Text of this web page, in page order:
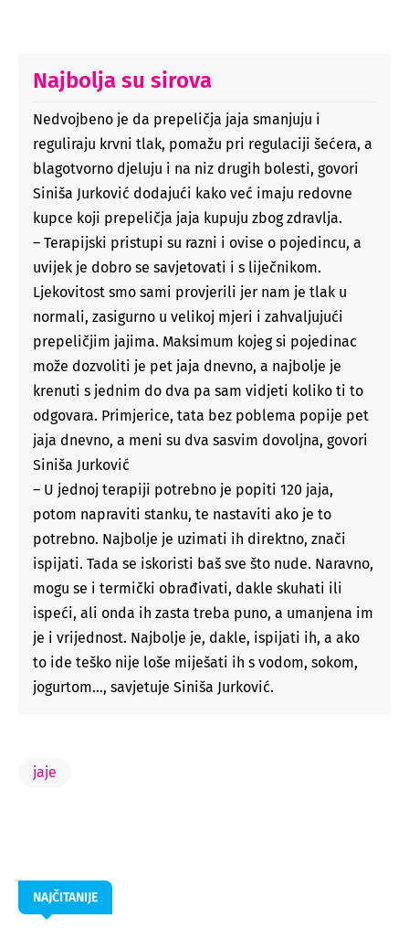
Najbolja su sirova
Nedvojbeno je da prepeličja jaja smanjuju i
reguliraju krvni tlak, pomažu pri regulaciji šećera, a
blagotvorno djeluju i na niz drugih bolesti, govori
Siniša Jurković dodajući kako već imaju redovne
kupce koji prepeličja jaja kupuju zbog zdravlja.
– Terapijski pristupi su razni i ovise o pojedincu, a
uvijek je dobro se savjetovati i s liječnikom.
Ljekovitost smo sami provjerili jer nam je tlak u
normali, zasigurno u velikoj mjeri i zahvaljujući
prepeličjim jajima. Maksimum kojeg si pojedinac
može dozvoliti je pet jaja dnevno, a najbolje je
krenuti s jednim do dva pa sam vidjeti koliko ti to
odgovara. Primjerice, tata bez poblema popije pet
jaja dnevno, a meni su dva sasvim dovoljna, govori
Siniša Jurković
– U jednoj terapiji potrebno je popiti 120 jaja,
potom napraviti stanku, te nastaviti ako je to
potrebno. Najbolje je uzimati ih direktno, znači
ispijati. Tada se iskoristi baš sve što nude. Naravno,
mogu se i termički obrađivati, dakle skuhati ili
ispeći, ali onda ih zasta treba puno, a umanjena im
je i vrijednost. Najbolje je, dakle, ispijati ih, a ako
to ide teško nije loše miješati ih s vodom, sokom,
jogurtom…, savjetuje Siniša Jurković.
jaje
NAJČITANIJE